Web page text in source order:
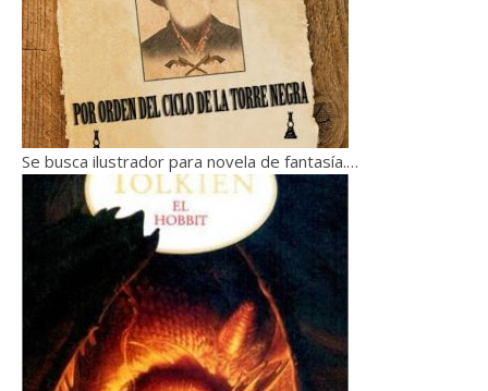
Se busca ilustrador para novela de fantasía.…